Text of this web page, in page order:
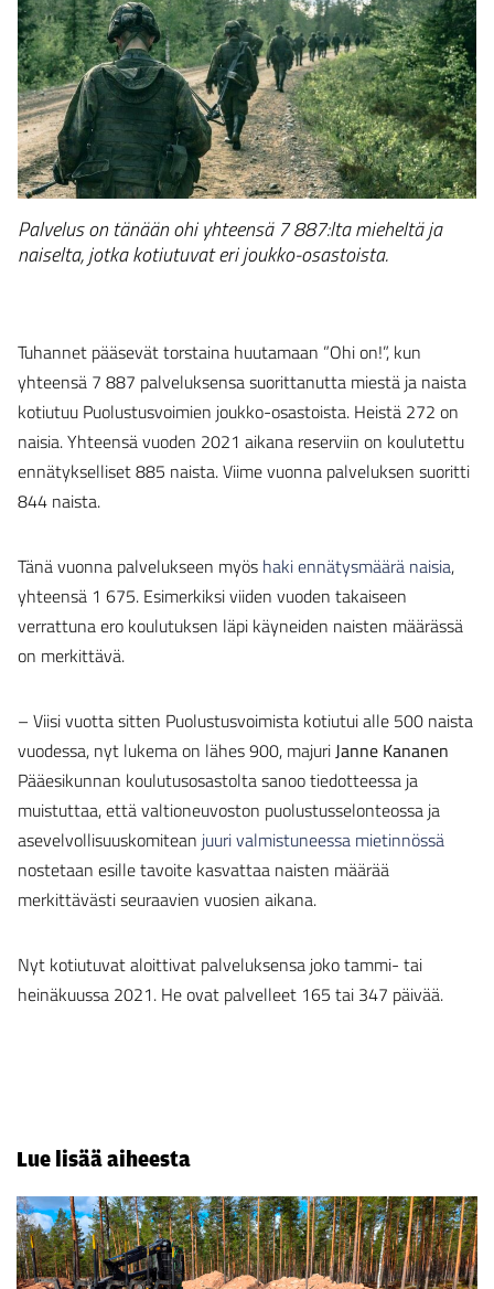
Palvelus on tänään ohi yhteensä 7 887:lta mieheltä ja
naiselta, jotka kotiutuvat eri joukko-osastoista.
Tuhannet pääsevät torstaina huutamaan ”Ohi on!”, kun
yhteensä 7 887 palveluksensa suorittanutta miestä ja naista
kotiutuu Puolustusvoimien joukko-osastoista. Heistä 272 on
naisia. Yhteensä vuoden 2021 aikana reserviin on koulutettu
ennätykselliset 885 naista. Viime vuonna palveluksen suoritti
844 naista.
Tänä vuonna palvelukseen myös haki ennätysmäärä naisia,
yhteensä 1 675. Esimerkiksi viiden vuoden takaiseen
verrattuna ero koulutuksen läpi käyneiden naisten määrässä
on merkittävä.
– Viisi vuotta sitten Puolustusvoimista kotiutui alle 500 naista
vuodessa, nyt lukema on lähes 900, majuriJanne Kananen
Pääesikunnan koulutusosastolta sanoo tiedotteessa ja
muistuttaa, että valtioneuvoston puolustusselonteossa ja
asevelvollisuuskomitean juuri valmistuneessa mietinnössä
nostetaan esille tavoite kasvattaa naisten määrää
merkittävästi seuraavien vuosien aikana.
Nyt kotiutuvat aloittivat palveluksensa joko tammi- tai
heinäkuussa 2021. He ovat palvelleet 165 tai 347 päivää.
Lue lisää aiheesta